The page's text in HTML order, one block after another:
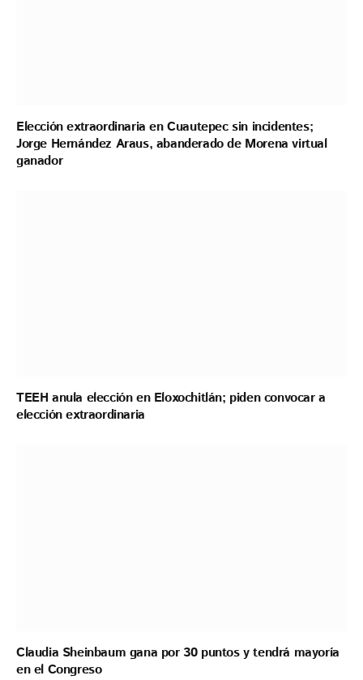
Elección extraordinaria en Cuautepec sin incidentes;
Jorge Hernández Araus, abanderado de Morena virtual
ganador
TEEH anula elección en Eloxochitlán; piden convocar a
elección extraordinaria
Claudia Sheinbaum gana por 30 puntos y tendrá mayoría
en el Congreso